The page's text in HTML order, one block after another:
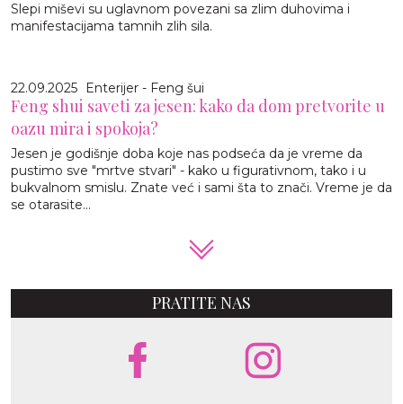
Slepi miševi su uglavnom povezani sa zlim duhovima i
manifestacijama tamnih zlih sila.
22.09.2025 Enterijer - Feng šui
Feng shui saveti za jesen: kako da dom pretvorite u
oazu mira i spokoja?
Jesen je godišnje doba koje nas podseća da je vreme da
pustimo sve "mrtve stvari" - kako u figurativnom, tako i u
bukvalnom smislu. Znate već i sami šta to znači. Vreme je da
se otarasite...
PRATITE NAS